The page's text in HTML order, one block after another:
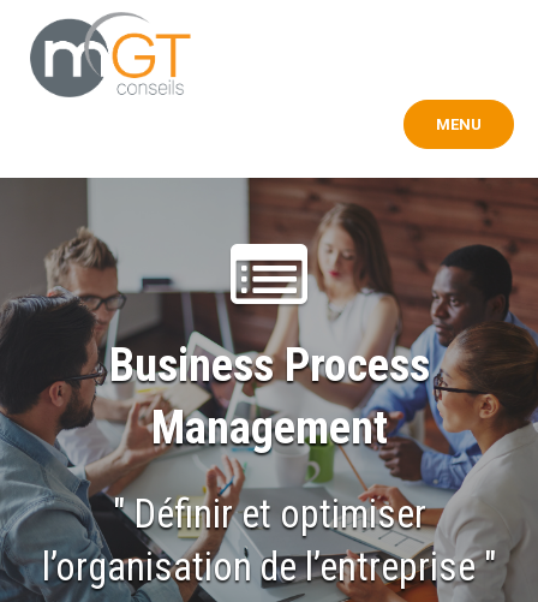
contenu
MENU
Business Process
Management
" Définir et optimiser
l’organisation de l’entreprise "